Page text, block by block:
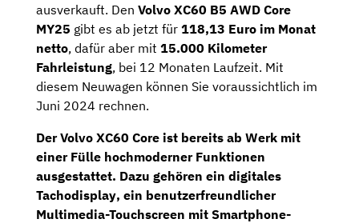
ausverkauft. Den Volvo XC60 B5 AWD Core
MY25 gibt es ab jetzt für 118,13 Euro im Monat
netto, dafür aber mit 15.000 Kilometer
Fahrleistung, bei 12 Monaten Laufzeit. Mit
diesem Neuwagen können Sie voraussichtlich im
Juni 2024 rechnen.
Der Volvo XC60 Core ist bereits ab Werk mit
einer Fülle hochmoderner Funktionen
ausgestattet. Dazu gehören ein digitales
Tachodisplay, ein benutzerfreundlicher
Multimedia-Touchscreen mit Smartphone-